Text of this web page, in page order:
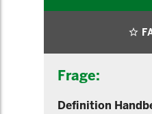
Frage:
Definition